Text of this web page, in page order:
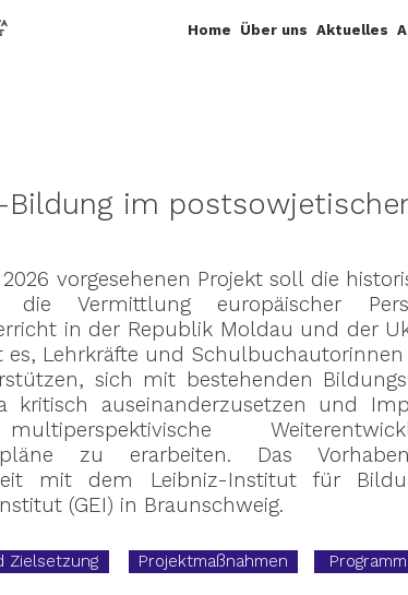
Home Über uns Aktuelles
Bildung im
vorgesehenen Projekt soll die
Vermittlung europäischer
in der Republik Moldau und der
es, Lehrkräfte und
sich mit bestehenden
kritisch auseinanderzusetzen und
zu erarbeiten. Das
mit dem Leibniz-Institut für
(GEI) in Braunschweig.
Zielsetzung Projektmaßnahmen